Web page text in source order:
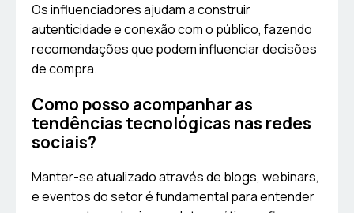
Os influenciadores ajudam a construir
autenticidade e conexão com o público, fazendo
recomendações que podem influenciar decisões
de compra.
Como posso acompanhar as
tendências tecnológicas nas redes
sociais?
Manter-se atualizado através de blogs, webinars,
e eventos do setor é fundamental para entender